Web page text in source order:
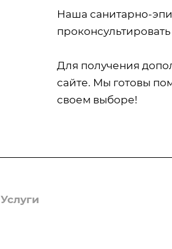
Наша санитарно-
Для получения
сайте. Мы готовы
своем выборе!
Услуги